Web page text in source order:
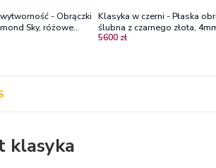
- Obrączki
Sky, różowe
585, 3mm
Klasyka w czerni - Płaska
ślubna z czarnego złota,
Diamond Sky
5600 zł
klasyka